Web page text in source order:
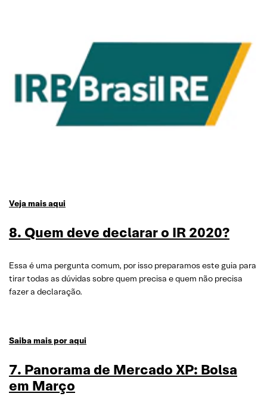
Veja mais aqui
8. Quem deve declarar o IR 2020?
Essa é uma pergunta comum, por isso preparamos este guia para
tirar todas as dúvidas sobre quem precisa e quem não precisa
fazer a declaração.
Saiba mais por aqui
7. Panorama de Mercado XP: Bolsa
em Março